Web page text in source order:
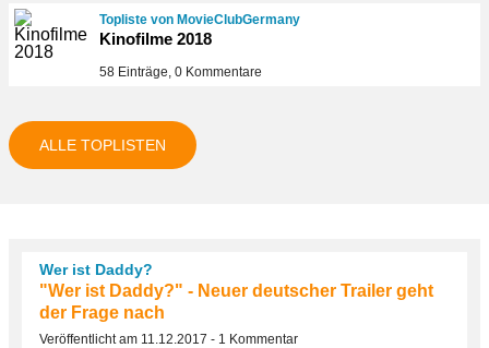
Topliste von MovieClubGermany
Kinofilme 2018
58 Einträge, 0 Kommentare
ALLE TOPLISTEN
Wer ist Daddy?
"Wer ist Daddy?" - Neuer deutscher Trailer geht
der Frage nach
Veröffentlicht am 11.12.2017 - 1 Kommentar